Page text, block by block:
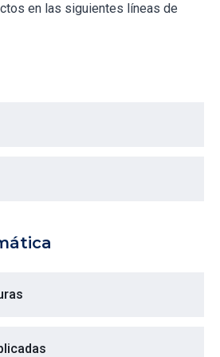
en las siguientes líneas de